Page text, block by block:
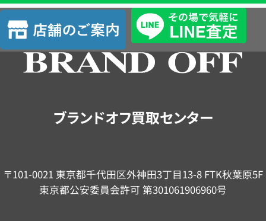
査
定
店
舗
の
ブランドオフ買取センター
〒101-0021 東京都千代田区外神田3丁目13-8 FTK秋葉原5F
東京都公安委員会許可 第301061906960号